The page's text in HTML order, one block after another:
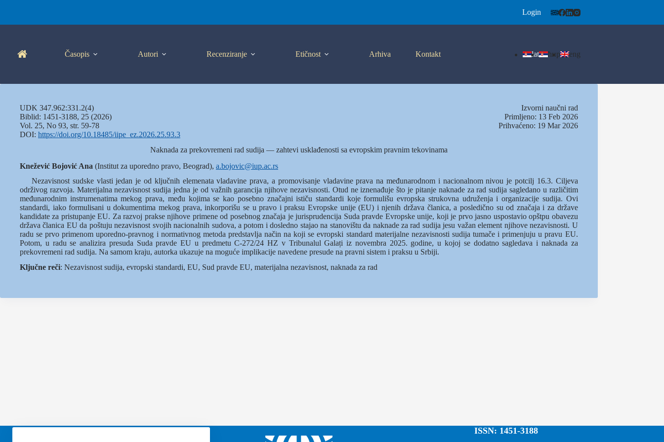
Login
Časopis Autori Recenziranje Etičnost Arhiva Kontakt lat ћир eng
UDK 347.962:331.2(4)
Biblid: 1451‑3188, 25 (2026)
Vol. 25, No 93, str. 59-78
DOI: https://doi.org/10.18485/iipe_ez.2026.25.93.3
Izvorni naučni rad
Primljeno: 13 Feb 2026
Prihvaćeno: 19 Mar 2026
Naknada za prekovremeni rad sudija — zahtevi usklađenosti sa evropskim pravnim tekovinama
Knežević Bojović Ana (Institut za uporedno pravo, Beograd), a.bojovic@iup.ac.rs
Nezavisnost sudske vlasti jedan je od ključnih elemenata vladavine prava, a promovisanje vladavine prava na međunarodnom i nacionalnom nivou je potcilj 16.3. Ciljeva
održivog razvoja. Materijalna nezavisnost sudija jedna je od važnih garancija njihove nezavisnosti. Otud ne iznenađuje što je pitanje naknade za rad sudija sagledano u različitim
međunarodnim instrumenatima mekog prava, među kojima se kao posebno značajni ističu standardi koje formulišu evropska strukovna udruženja i organizacije sudija. Ovi
standardi, iako formulisani u dokumentima mekog prava, inkorporišu se u pravo i praksu Evropske unije (EU) i njenih država članica, a posledično su od značaja i za države
kandidate za pristupanje EU. Za razvoj prakse njihove primene od posebnog značaja je jurisprudencija Suda pravde Evropske unije, koji je prvo jasno uspostavio opštpu obavezu
država članica EU da poštuju nezavisnost svojih nacionalnih sudova, a potom i dosledno stajao na stanovištu da naknade za rad sudija jesu važan element njihove nezavisnosti. U
radu se prvo primenom uporedno-pravnog i normativnog metoda predstavlja način na koji se evropski standard materijalne nezavisnosti sudija tumače i primenjuju u pravu EU.
Potom, u radu se analizira presuda Suda pravde EU u predmetu C‐272/24 HZ v Tribunalul Galați iz novembra 2025. godine, u kojoj se dodatno sagledava i naknada za
prekovremeni rad sudija. Na samom kraju, autorka ukazuje na moguće implikacije navedene presude na pravni sistem i praksu u Srbiji.
Ključne reči: Nezavisnost sudija, evropski standardi, EU, Sud pravde EU, materijalna nezavisnost, naknada za rad
ISSN: 1451-3188